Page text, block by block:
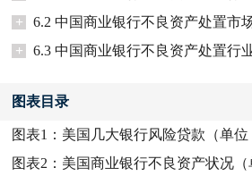
+
6.2 中国商业银行不良资产处置市
+
6.3 中国商业银行不良资产处置行
图表目录
图表1： 美国几大银行风险贷款（单位
图表2： 美国商业银行不良资产状况（